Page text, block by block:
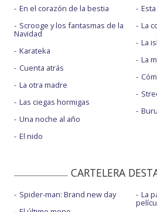
En el corazón de la bestia
Scrooge y los fantasmas de la
Navidad
Karateka
Cuenta atrás
La otra madre
Las ciegas hormigas
Una noche al año
El nido
La
La
La
CARTELERA
Spider-man: Brand new day
La